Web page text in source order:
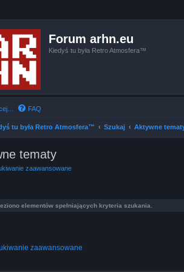
Forum arhn.eu
Kiedyś tu była Retro Atmosfera™
FAQ
tu była Retro Atmosfera™ Szukaj Aktywne
tematy
zaawansowane
elementów spełniających kryteria szukania.
zaawansowane